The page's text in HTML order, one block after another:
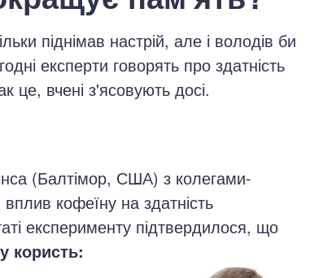
піднімав настрій, але і володів би
експерти говорять про здатність
це, вчені з'ясовують досі.
(Балтімор, США) з колегами-
кофеїну на здатність
експерименту підтвердилося, що
користь: